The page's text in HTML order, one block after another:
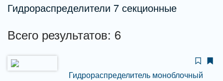
Гидрораспределители 7 секционные
Всего результатов: 6
Гидрораспределитель моноблочный